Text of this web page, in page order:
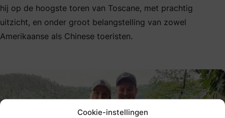
Cookie-instellingen
hij op de hoogste toren van Toscane, met prachtig
uitzicht, en onder groot belangstelling van zowel
Amerikaanse als Chinese toeristen.